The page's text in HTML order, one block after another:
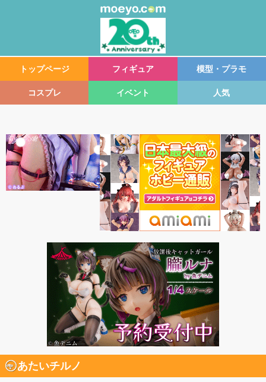
トップページ フィギュア 模型・プラモ
コスプレ イベント 人気
あたいチルノ